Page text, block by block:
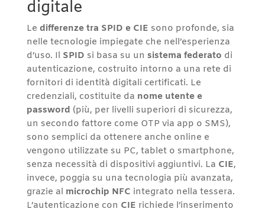
digitale
Le differenze tra SPID e CIE sono profonde, sia
nelle tecnologie impiegate che nell’esperienza
d’uso. Il SPID si basa su un sistema federato di
autenticazione, costruito intorno a una rete di
fornitori di identità digitali certificati. Le
credenziali, costituite da nome utente e
password (più, per livelli superiori di sicurezza,
un secondo fattore come OTP via app o SMS),
sono semplici da ottenere anche online e
vengono utilizzate su PC, tablet o smartphone,
senza necessità di dispositivi aggiuntivi. La CIE,
invece, poggia su una tecnologia più avanzata,
grazie al microchip NFC integrato nella tessera.
L’autenticazione con CIE richiede l’inserimento